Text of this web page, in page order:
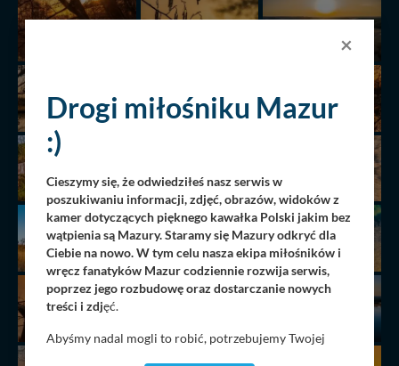
×
Drogi miłośniku Mazur
:)
Cieszymy się, że odwiedziłeś nasz serwis w
poszukiwaniu informacji, zdjęć, obrazów, widoków z
kamer dotyczących pięknego kawałka Polski jakim bez
wątpienia są Mazury. Staramy się Mazury odkryć dla
Ciebie na nowo. W tym celu nasza ekipa miłośników i
wręcz fanatyków Mazur codziennie rozwija serwis,
poprzez jego rozbudowę oraz dostarczanie nowych
treści i zdjęć.
Abyśmy nadal mogli to robić, potrzebujemy Twojej